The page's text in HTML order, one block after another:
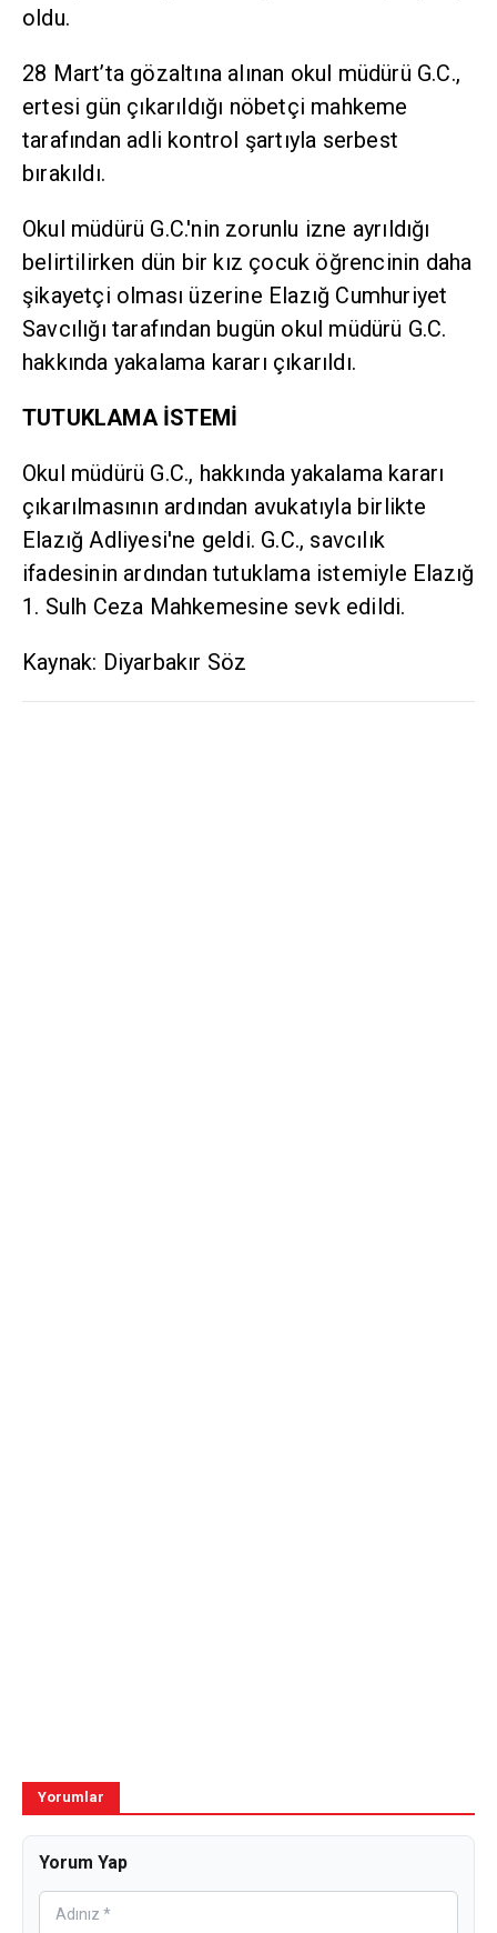
oldu.
28 Mart’ta gözaltına alınan okul müdürü G.C.,
ertesi gün çıkarıldığı nöbetçi mahkeme
tarafından adli kontrol şartıyla serbest
bırakıldı.
Okul müdürü G.C.'nin zorunlu izne ayrıldığı
belirtilirken dün bir kız çocuk öğrencinin daha
şikayetçi olması üzerine Elazığ Cumhuriyet
Savcılığı tarafından bugün okul müdürü G.C.
hakkında yakalama kararı çıkarıldı.
TUTUKLAMA İSTEMİ
Okul müdürü G.C., hakkında yakalama kararı
çıkarılmasının ardından avukatıyla birlikte
Elazığ Adliyesi'ne geldi. G.C., savcılık
ifadesinin ardından tutuklama istemiyle Elazığ
1. Sulh Ceza Mahkemesine sevk edildi.
Kaynak: Diyarbakır Söz
Yorumlar
Yorum Yap